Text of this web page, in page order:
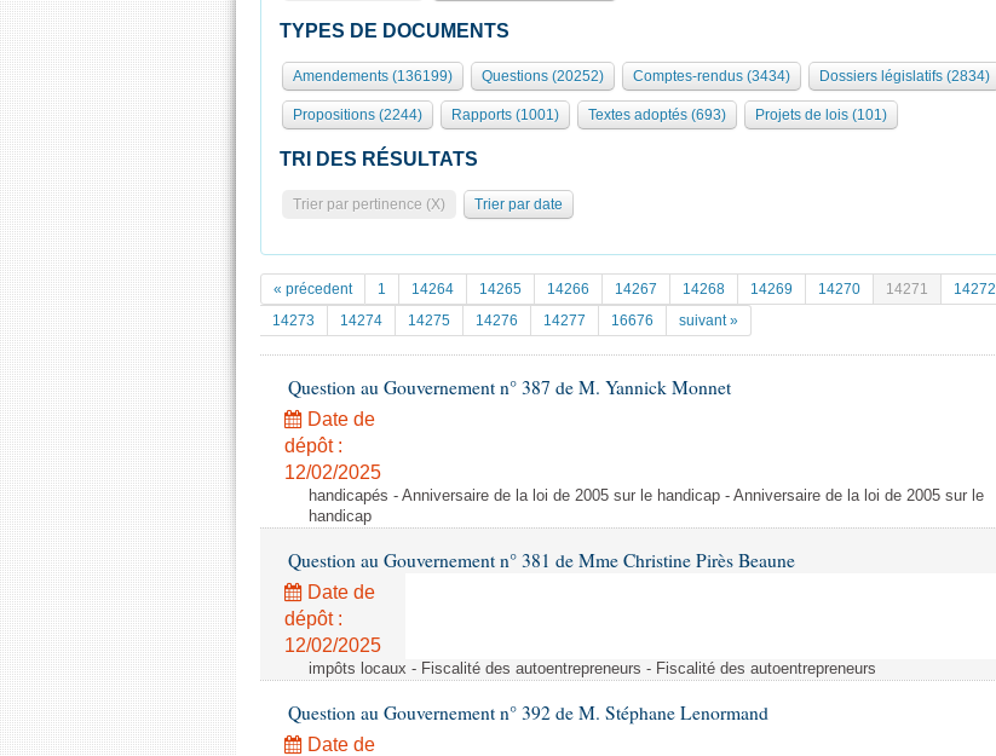
TYPES DE DOCUMENTS
Amendements (136199) Questions (20252) Comptes-rendus (3434) Dossiers législatifs (2834)
Propositions (2244) Rapports (1001) Textes adoptés (693) Projets de lois (101)
TRI DES RÉSULTATS
Trier par pertinence (X) Trier par date
« précedent 1 14264 14265 14266 14267 14268 14269 14270 14271
14272
14273
14274 14275 14276 14277 16676 suivant »
Question au Gouvernement n° 387 de M. Yannick Monnet
Date de
dépôt :
12/02/2025
handicapés - Anniversaire de la loi de 2005 sur le handicap - Anniversaire de la loi de 2005 sur le
handicap
Question au Gouvernement n° 381 de Mme Christine Pirès Beaune
Date de
dépôt :
12/02/2025
impôts locaux - Fiscalité des autoentrepreneurs - Fiscalité des autoentrepreneurs
Question au Gouvernement n° 392 de M. Stéphane Lenormand
Date de